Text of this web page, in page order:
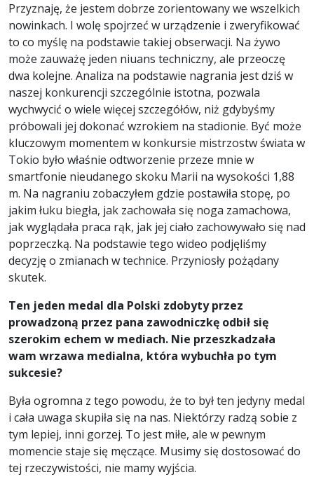
Przyznaję, że jestem dobrze zorientowany we wszelkich
nowinkach. I wolę spojrzeć w urządzenie i zweryfikować
to co myślę na podstawie takiej obserwacji. Na żywo
może zauważę jeden niuans techniczny, ale przeoczę
dwa kolejne. Analiza na podstawie nagrania jest dziś w
naszej konkurencji szczególnie istotna, pozwala
wychwycić o wiele więcej szczegółów, niż gdybyśmy
próbowali jej dokonać wzrokiem na stadionie. Być może
kluczowym momentem w konkursie mistrzostw świata w
Tokio było właśnie odtworzenie przeze mnie w
smartfonie nieudanego skoku Marii na wysokości 1,88
m. Na nagraniu zobaczyłem gdzie postawiła stopę, po
jakim łuku biegła, jak zachowała się noga zamachowa,
jak wyglądała praca rąk, jak jej ciało zachowywało się nad
poprzeczką. Na podstawie tego wideo podjęliśmy
decyzję o zmianach w technice. Przyniosły pożądany
skutek.
Ten jeden medal dla Polski zdobyty przez
prowadzoną przez pana zawodniczkę odbił się
szerokim echem w mediach. Nie przeszkadzała
wam wrzawa medialna, która wybuchła po tym
sukcesie?
Była ogromna z tego powodu, że to był ten jedyny medal
i cała uwaga skupiła się na nas. Niektórzy radzą sobie z
tym lepiej, inni gorzej. To jest miłe, ale w pewnym
momencie staje się męczące. Musimy się dostosować do
tej rzeczywistości, nie mamy wyjścia.